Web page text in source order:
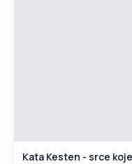
Kata Kesten - srce